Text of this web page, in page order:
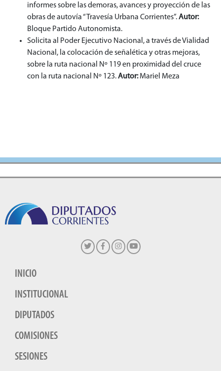
informes sobre las demoras, avances y proyección de las
obras de autovía “Travesía Urbana Corrientes”.Autor:
Bloque Partido Autonomista.
Solicita al Poder Ejecutivo Nacional, a través de Vialidad
Nacional, la colocación de señalética y otras mejoras,
sobre la ruta nacional Nº 119 en proximidad del cruce
con la ruta nacional Nº 123.Autor:Mariel Meza
INICIO
INSTITUCIONAL
DIPUTADOS
COMISIONES
SESIONES